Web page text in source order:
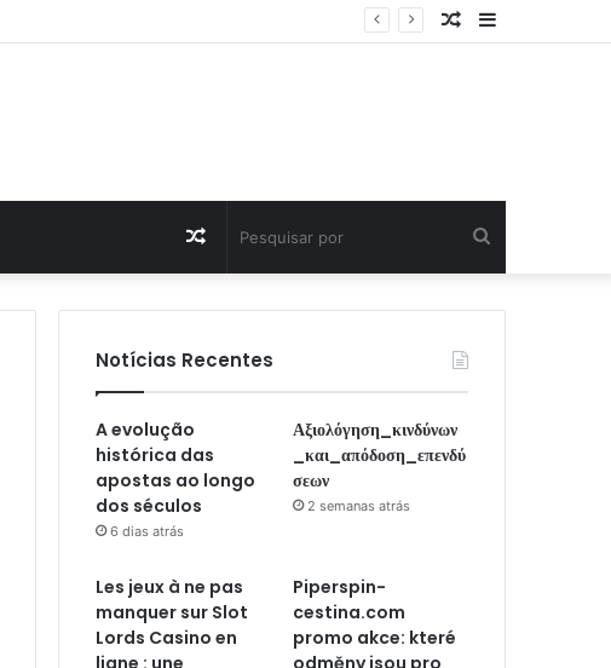
Sidebar
Artigo
por
Artigo
Aleatório
Notícias Recentes
A evolução
histórica das
apostas ao longo
dos séculos
6 dias atrás
Αξιολόγηση_κινδύνων
_και_απόδοση_επενδύ
σεων
2 semanas atrás
Les jeux à ne pas
manquer sur Slot
Lords Casino en
ligne : une
Piperspin-
cestina.com
promo akce: které
odměny jsou pro